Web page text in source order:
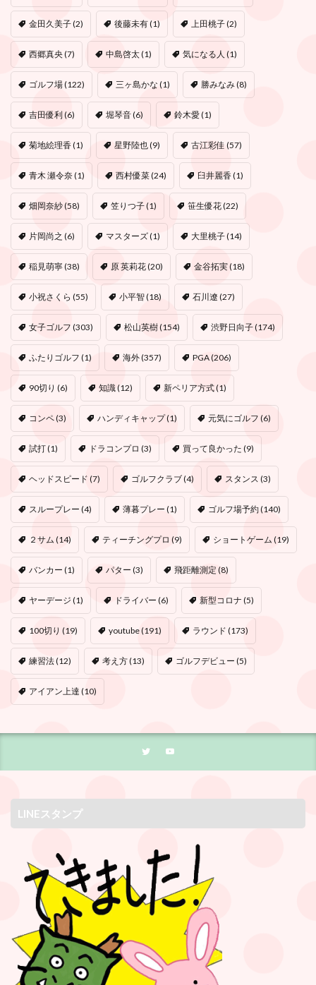
金田久美子(2) 後藤未有(1) 上田桃子(2)
西郷真央(7) 中島啓太(1) 気になる人 (1)
ゴルフ場(122) 三ヶ島かな (1) 勝みなみ(8)
吉田優利 (6) 堀琴音(6) 鈴木愛(1)
菊地絵理香(1) 星野陸也(9) 古江彩佳 (57)
青木 瀬令奈(1) 西村優菜(24) 臼井麗香(1)
畑岡奈紗(58) 笠りつ子(1) 笹生優花(22)
片岡尚之 (6) マスターズ(1) 大里桃子(14)
稲見萌寧(38) 原 英莉花(20) 金谷拓実(18)
小祝さくら (55) 小平智(18) 石川遼 (27)
女子ゴルフ (303) 松山英樹(154) 渋野日向子(174)
ふたりゴルフ (1) 海外(357) PGA(206)
90切り (6) 知識(12) 新ペリア方式(1)
コンペ(3) ハンディキャップ(1) 元気にゴルフ (6)
試打(1) ドラコンプロ (3) 買って良かった (9)
ヘッドスピード (7) ゴルフクラブ(4) スタンス (3)
スループレー (4) 薄暮プレー (1) ゴルフ場予約(140)
２サム (14) ティーチングプロ (9) ショートゲーム (19)
バンカー (1) パター (3) 飛距離測定 (8)
ヤーデージ (1) ドライバー (6) 新型コロナ (5)
100切り (19) youtube(191) ラウンド (173)
練習法(12) 考え方(13) ゴルフデビュー (5)
アイアン上達 (10)
LINEスタンプ